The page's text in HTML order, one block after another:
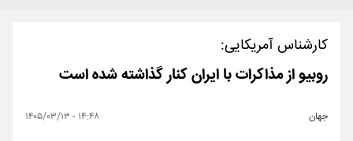
کارشناس آمریکایی:
روبیو از مذاکرات با ایران کنار گذاشته شده است
جهان ۱۴:۴۸ - ۱۴۰۵/۰۳/۱۳